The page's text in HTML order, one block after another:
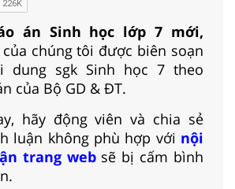
án Sinh học lớp 7 mới,
chúng tôi được biên soạn
dung sgk Sinh học 7 theo
của Bộ GD & ĐT.
hãy động viên và chia sẻ
luận không phù hợp với nội
trang websẽ bị cấm bình